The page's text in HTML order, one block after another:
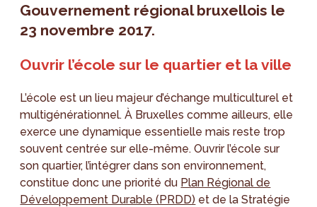
Gouvernement régional bruxellois le
23 novembre 2017.
Ouvrir l’école sur le quartier et la ville
L’école est un lieu majeur d’échange multiculturel et
multigénérationnel. À Bruxelles comme ailleurs, elle
exerce une dynamique essentielle mais reste trop
souvent centrée sur elle-même. Ouvrir l’école sur
son quartier, l’intégrer dans son environnement,
constitue donc une priorité du Plan Régional de
Développement Durable (PRDD) et de la Stratégie